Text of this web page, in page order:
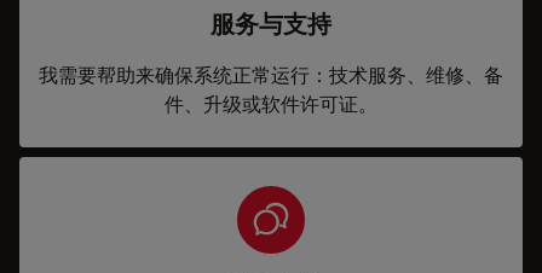
服务与支持
我需要帮助来确保系统正常运行：技术服务、维修、备
件、升级或软件许可证。